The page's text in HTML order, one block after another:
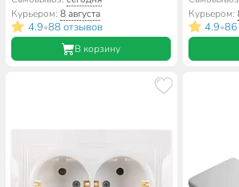
Курьером:8 августа
4.9•88 отзывов
В корзину
красная,
Курьером:
4.9•86